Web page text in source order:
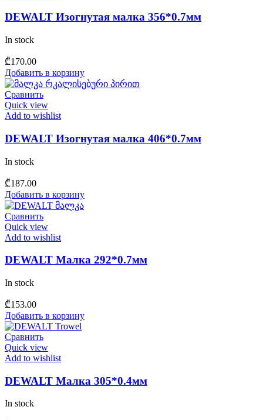
DEWALT Изогнутая малка 356*0.7мм
In stock
₾170.00
Добавить в корзину
Сравнить
Quick view
Add to wishlist
DEWALT Изогнутая малка 406*0.7мм
In stock
₾187.00
Добавить в корзину
Сравнить
Quick view
Add to wishlist
DEWALT Малка 292*0.7мм
In stock
₾153.00
Добавить в корзину
Сравнить
Quick view
Add to wishlist
DEWALT Малка 305*0.4мм
In stock